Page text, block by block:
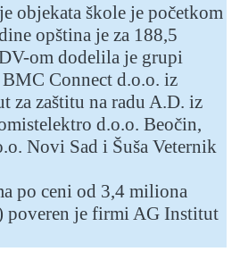
objekata škole je početkom
opština je za 188,5
om dodelila je grupi
Connect d.o.o. iz
za zaštitu na radu A.D. iz
d.o.o. Beočin,
Novi Sad i Šuša Veternik
po ceni od 3,4 miliona
poveren je firmi AG Institut